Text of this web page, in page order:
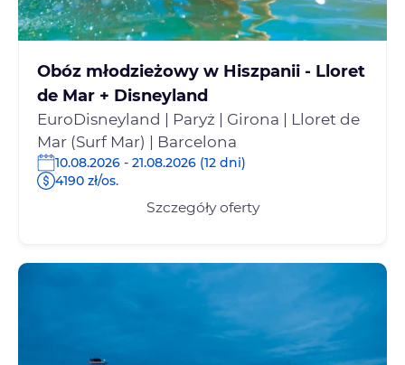
Obóz młodzieżowy w Hiszpanii - Lloret
de Mar + Disneyland
EuroDisneyland | Paryż | Girona | Lloret de
Mar (Surf Mar) | Barcelona
10.08.2026 - 21.08.2026 (12 dni)
4190 zł/os.
Szczegóły oferty